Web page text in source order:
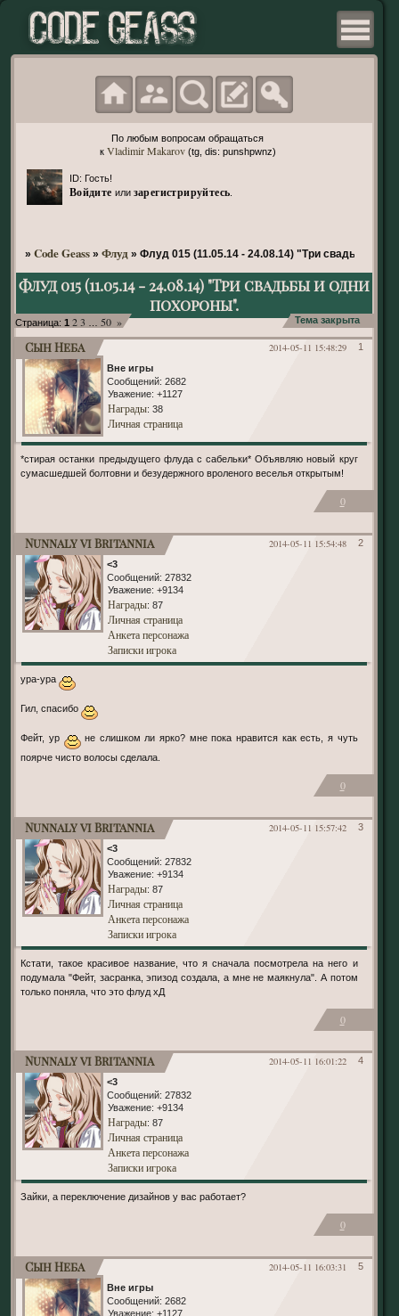
По любым вопросам обращаться
к Vladimir Makarov(tg, dis: punshpwnz)
ID: Гость!
Войдите или зарегистрируйтесь
» Code Geass » Флуд » Флуд 015 (11.05.14 - 24.08.14) "Три свадьбы и
Флуд 015 (11.05.14 - 24.08.14) "Три свадьбы и одни
похороны".
Страница: 1 2 3 50 » Тема закрыта
1
2014-05-11 15:48:29
Сын Неба
Вне игры
Сообщений: 2682
Уважение: +1127
Награды: 38
Личная страница
*стирая останки предыдущего флуда с сабельки* Объявляю новый круг
сумасшедшей болтовни и безудержного вроленого веселья открытым!
0
2
2014-05-11 15:54:48
Nunnaly vi Britannia
<3
Сообщений: 27832
Уважение: +9134
Награды: 87
Личная страница
Анкета персонажа
Записки игрока
ура-ура
Гил, спасибо
Фейт, ур
не слишком ли ярко? мне пока нравится как есть, я чуть
поярче чисто волосы сделала.
0
3
2014-05-11 15:57:42
Nunnaly vi Britannia
<3
Сообщений: 27832
Уважение: +9134
Награды: 87
Личная страница
Анкета персонажа
Записки игрока
Кстати, такое красивое название, что я сначала посмотрела на него и
подумала "Фейт, засранка, эпизод создала, а мне не маякнула". А потом
только поняла, что это флуд хД
0
4
2014-05-11 16:01:22
Nunnaly vi Britannia
<3
Сообщений: 27832
Уважение: +9134
Награды: 87
Личная страница
Анкета персонажа
Записки игрока
Зайки, а переключение дизайнов у вас работает?
0
5
2014-05-11 16:03:31
Сын Неба
Вне игры
Сообщений: 2682
Уважение: +1127